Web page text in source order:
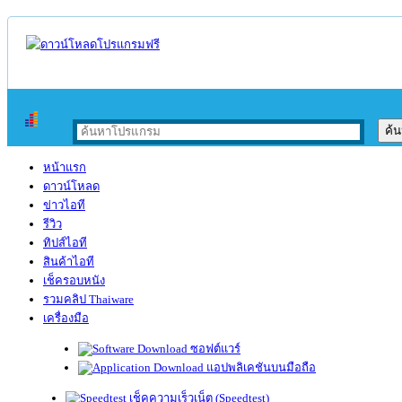
หน้าแรก
ดาวน์โหลด
ข่าวไอที
รีวิว
ทิปส์ไอที
สินค้าไอที
เช็ครอบหนัง
รวมคลิป Thaiware
เครื่องมือ
ซอฟต์แวร์
แอปพลิเคชันบนมือถือ
เช็คความเร็วเน็ต (Speedtest)